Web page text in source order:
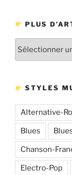
PLUS
STYLES
Alternative-
Blues
Chanson-
Electro-Pop